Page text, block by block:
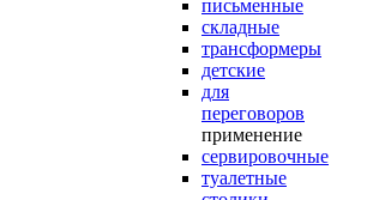
письменные
складные
трансформеры
детские
для
переговоров
применение
сервировочные
туалетные